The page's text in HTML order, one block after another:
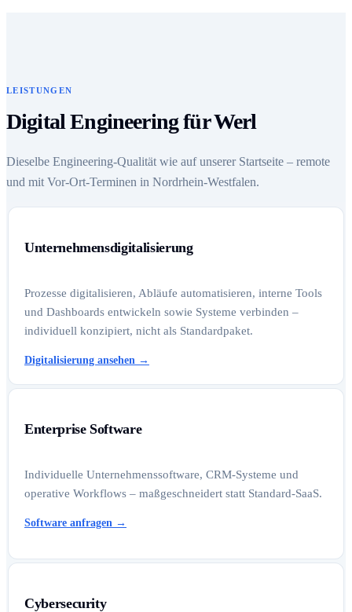
LEISTUNGEN
Digital Engineering für Werl
Dieselbe Engineering-Qualität wie auf unserer Startseite – remote
und mit Vor-Ort-Terminen in Nordrhein-Westfalen.
Unternehmensdigitalisierung
Prozesse digitalisieren, Abläufe automatisieren, interne Tools
und Dashboards entwickeln sowie Systeme verbinden –
individuell konzipiert, nicht als Standardpaket.
Digitalisierung ansehen →
Enterprise Software
Individuelle Unternehmenssoftware, CRM-Systeme und
operative Workflows – maßgeschneidert statt Standard-SaaS.
Software anfragen →
Cybersecurity